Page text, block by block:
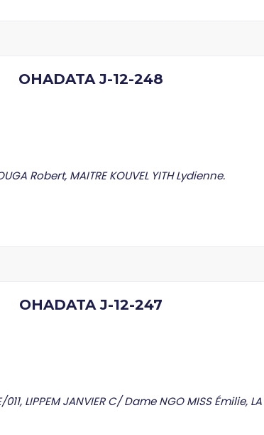
OHADATA J-12-248
Robert, MAITRE KOUVEL YITH Lydienne.
OHADATA J-12-247
LIPPEM JANVIER C/ Dame NGO MISS Émilie, LA